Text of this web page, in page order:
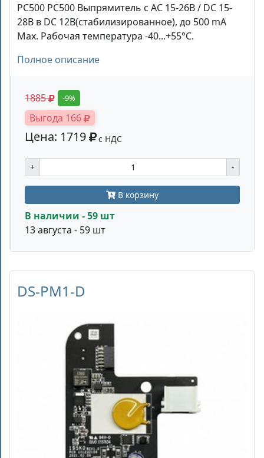
PC500 PC500 Выпрямитель с AC 15-26В / DC 15-
28В в DC 12В(стабилизированное), до 500 mA
Max. Рабочая температура -40...+55°C.
Полное описание
1885 -9%
Выгода 166
Цена: 1719 с НДС
+ -
В корзину
В наличии - 59 шт
13 августа - 59 шт
DS-PM1-D